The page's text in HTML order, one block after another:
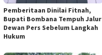
Pemberitaan Dinilai Fitnah,
Bupati Bombana Tempuh Jalur
Dewan Pers Sebelum Langkah
Hukum